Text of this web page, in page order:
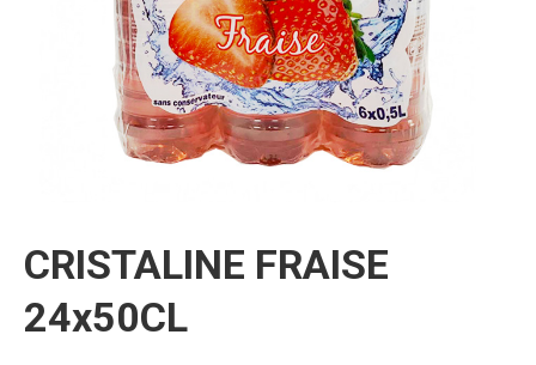
CRISTALINE FRAISE
24x50CL